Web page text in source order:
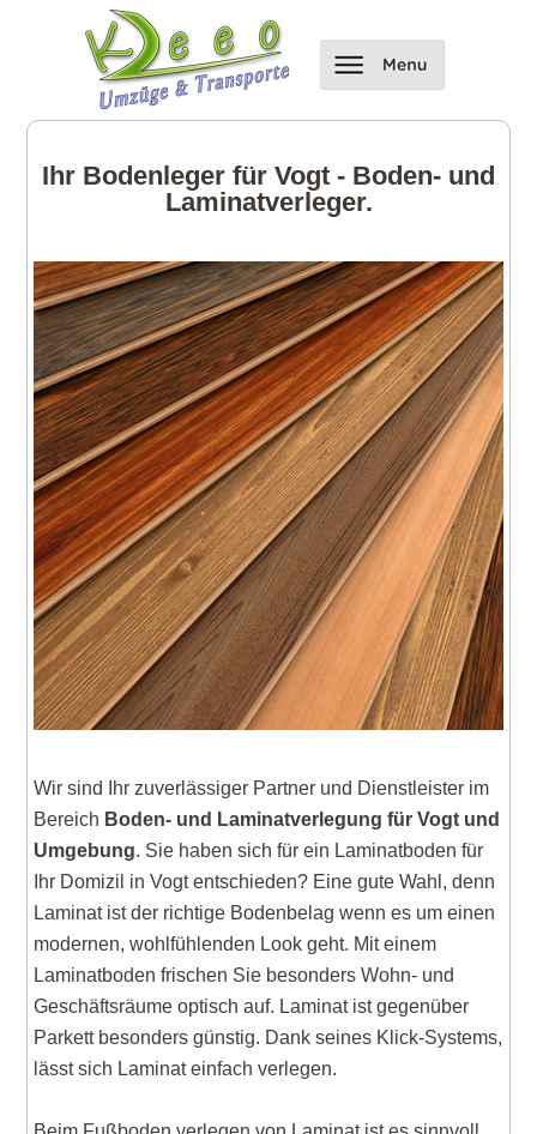
Ihr Bodenleger für Vogt - Boden- und
Laminatverleger.
Wir sind Ihr zuverlässiger Partner und Dienstleister im
Bereich Boden- und Laminatverlegung für Vogt und
Umgebung. Sie haben sich für ein Laminatboden für
Ihr Domizil in Vogt entschieden? Eine gute Wahl, denn
Laminat ist der richtige Bodenbelag wenn es um einen
modernen, wohlfühlenden Look geht. Mit einem
Laminatboden frischen Sie besonders Wohn- und
Geschäftsräume optisch auf. Laminat ist gegenüber
Parkett besonders günstig. Dank seines Klick-Systems,
lässt sich Laminat einfach verlegen.